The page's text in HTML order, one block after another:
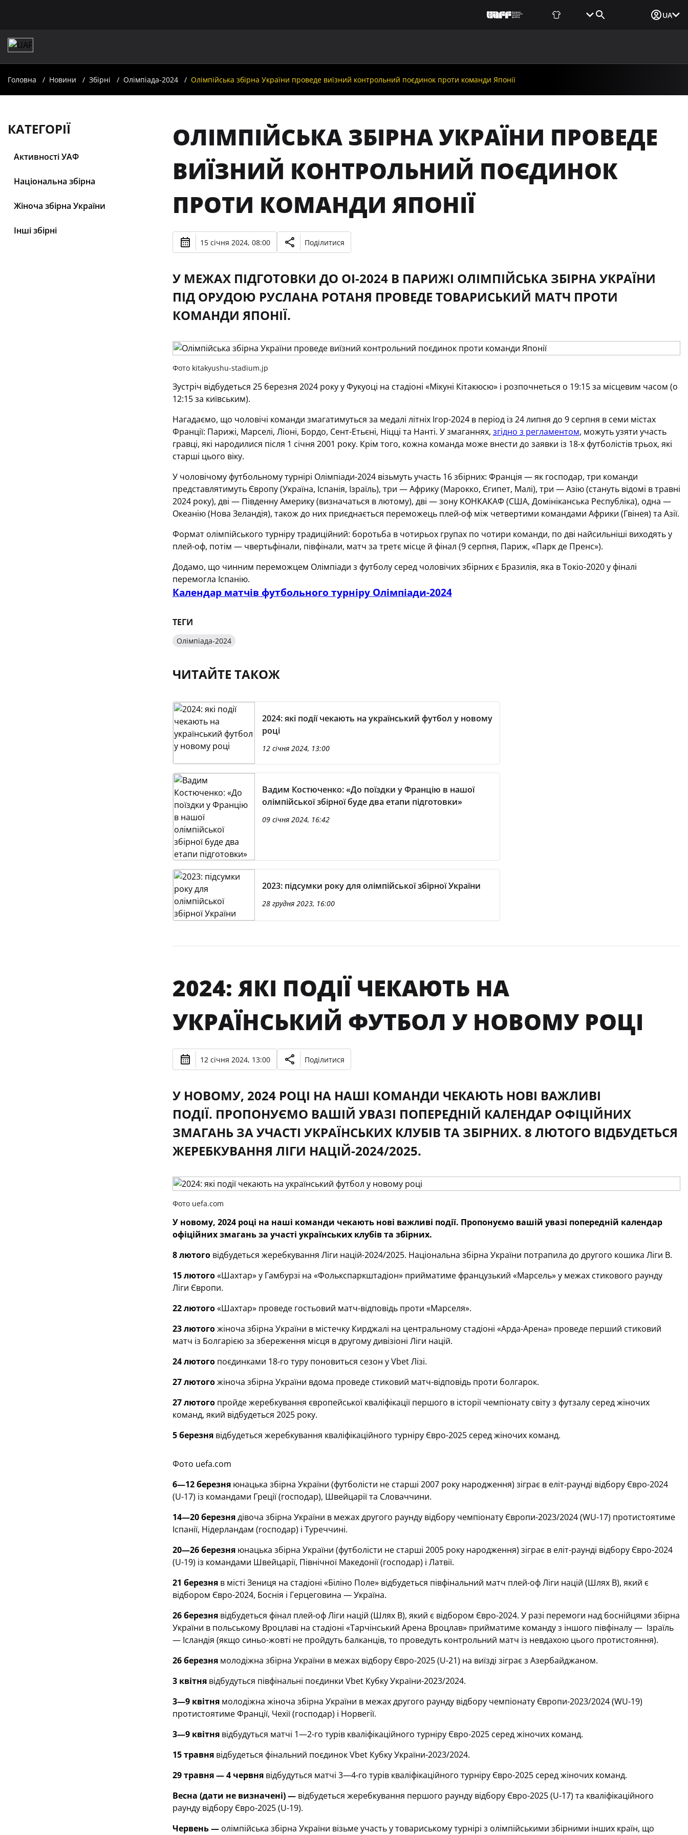
UA
Головна Новини Збірні Олімпіада-2024 Олімпійська збірна України проведе виїзний контрольний поєдинок проти команди Японії
КАТЕГОРІЇ
Активності УАФ
Національна збірна
Жіноча збірна України
Інші збірні
ОЛІМПІЙСЬКА ЗБІРНА УКРАЇНИ ПРОВЕДЕ
ВИЇЗНИЙ КОНТРОЛЬНИЙ ПОЄДИНОК
ПРОТИ КОМАНДИ ЯПОНІЇ
15 січня 2024, 08:00 Поділитися
У МЕЖАХ ПІДГОТОВКИ ДО ОІ-2024 В ПАРИЖІ ОЛІМПІЙСЬКА ЗБІРНА УКРАЇНИ
ПІД ОРУДОЮ РУСЛАНА РОТАНЯ ПРОВЕДЕ ТОВАРИСЬКИЙ МАТЧ ПРОТИ
КОМАНДИ ЯПОНІЇ.
Фото kitakyushu-stadium.jp
Зустріч відбудеться 25 березня 2024 року у Фукуоці на стадіоні «Мікуні Кітакюсю» і розпочнеться о 19:15 за місцевим часом (о
12:15 за київським).
Нагадаємо, що чоловічі команди змагатимуться за медалі літніх Ігор-2024 в період із 24 липня до 9 серпня в семи містах
Франції: Парижі, Марселі, Ліоні, Бордо, Сент-Етьєні, Ніцці та Нанті. У змаганнях, згідно з регламентом, можуть узяти участь
гравці, які народилися після 1 січня 2001 року. Крім того, кожна команда може внести до заявки із 18-х футболістів трьох, які
старші цього віку.
У чоловічому футбольному турнірі Олімпіади-2024 візьмуть участь 16 збірних: Франція — як господар, три команди
представлятимуть Європу (Україна, Іспанія, Ізраїль), три — Африку (Марокко, Єгипет, Малі), три — Азію (стануть відомі в травні
2024 року), дві — Південну Америку (визначаться в лютому), дві — зону КОНКАКАФ (США, Домініканська Республіка), одна —
Океанію (Нова Зеландія), також до них приєднається переможець плей-оф між четвертими командами Африки (Гвінея) та Азії.
Формат олімпійського турніру традиційний: боротьба в чотирьох групах по чотири команди, по дві найсильніші виходять у
плей-оф, потім — чвертьфінали, півфінали, матч за третє місце й фінал (9 серпня, Париж, «Парк де Пренс»).
Додамо, що чинним переможцем Олімпіади з футболу серед чоловічих збірних є Бразилія, яка в Токіо-2020 у фіналі
перемогла Іспанію.
Календар матчів футбольного турніру Олімпіади-2024
ТЕГИ
Олімпіада-2024
ЧИТАЙТЕ ТАКОЖ
2024: які події чекають на український футбол у новому
році
12 січня 2024, 13:00
Вадим Костюченко: «До поїздки у Францію в нашої
олімпійської збірної буде два етапи підготовки»
09 січня 2024, 16:42
2023: підсумки року для олімпійської збірної України
28 грудня 2023, 16:00
2024: ЯКІ ПОДІЇ ЧЕКАЮТЬ НА
УКРАЇНСЬКИЙ ФУТБОЛ У НОВОМУ РОЦІ
12 січня 2024, 13:00 Поділитися
У НОВОМУ, 2024 РОЦІ НА НАШІ КОМАНДИ ЧЕКАЮТЬ НОВІ ВАЖЛИВІ
ПОДІЇ. ПРОПОНУЄМО ВАШІЙ УВАЗІ ПОПЕРЕДНІЙ КАЛЕНДАР ОФІЦІЙНИХ
ЗМАГАНЬ ЗА УЧАСТІ УКРАЇНСЬКИХ КЛУБІВ ТА ЗБІРНИХ. 8 ЛЮТОГО ВІДБУДЕТЬСЯ
ЖЕРЕБКУВАННЯ ЛІГИ НАЦІЙ-2024/2025.
Фото uefa.com
У новому, 2024 році на наші команди чекають нові важливі події. Пропонуємо вашій увазі попередній календар
офіційних змагань за участі українських клубів та збірних.
8 лютоговідбудеться жеребкування Ліги націй-2024/2025. Національна збірна України потрапила до другого кошика Ліги В.
15 лютого«Шахтар» у Гамбурзі на «Фолькспаркштадіон» прийматиме французький «Марсель» у межах стикового раунду
Ліги Європи.
22 лютого«Шахтар» проведе гостьовий матч-відповідь проти «Марселя».
23 лютогожіноча збірна України в містечку Кирджалі на центральному стадіоні «Арда-Арена» проведе перший стиковий
матч із Болгарією за збереження місця в другому дивізіоні Ліги націй.
24 лютогопоєдинками 18-го туру поновиться сезон у Vbet Лізі.
27 лютогожіноча збірна України вдома проведе стиковий матч-відповідь проти болгарок.
27 лютогопройде жеребкування європейської кваліфікації першого в історії чемпіонату світу з футзалу серед жіночих
команд, який відбудеться 2025 року.
5 березнявідбудеться жеребкування кваліфікаційного турніру Євро-2025 серед жіночих команд.
Фото uefa.com
6—12 березняюнацька збірна України (футболісти не старші 2007 року народження) зіграє в еліт-раунді відбору Євро-2024
(U-17) із командами Греції (господар), Швейцарії та Словаччини.
14—20 березнядівоча збірна України в межах другого раунду відбору чемпіонату Європи-2023/2024 (WU-17) протистоятиме
Іспанії, Нідерландам (господар) і Туреччині.
20—26 березняюнацька збірна України (футболісти не старші 2005 року народження) зіграє в еліт-раунді відбору Євро-2024
(U-19) із командами Швейцарії, Північної Македонії (господар) і Латвії.
21 березняв місті Зениця на стадіоні «Біліно Поле» відбудеться півфінальний матч плей-оф Ліги націй (Шлях В), який є
відбором Євро-2024, Боснія і Герцеговина — Україна.
26 березнявідбудеться фінал плей-оф Ліги націй (Шлях В), який є відбором Євро-2024. У разі перемоги над боснійцями збірна
України в польському Вроцлаві на стадіоні «Тарчінський Арена Вроцлав» прийматиме команду з іншого півфіналу — Ізраїль
— Ісландія (якщо синьо-жовті не пройдуть балканців, то проведуть контрольний матч із невдахою цього протистояння).
26 березнямолодіжна збірна України в межах відбору Євро-2025 (U-21) на виїзді зіграє з Азербайджаном.
3 квітнявідбудуться півфінальні поєдинки Vbet Кубку України-2023/2024.
3—9 квітнямолодіжна жіноча збірна України в межах другого раунду відбору чемпіонату Європи-2023/2024 (WU-19)
протистоятиме Франції, Чехії (господар) і Норвегії.
3—9 квітнявідбудуться матчі 1—2-го турів кваліфікаційного турніру Євро-2025 серед жіночих команд.
15 травнявідбудеться фінальний поєдинок Vbet Кубку України-2023/2024.
29 травня — 4 червнявідбудуться матчі 3—4-го турів кваліфікаційного турніру Євро-2025 серед жіночих команд.
Весна (дати не визначені) —відбудеться жеребкування першого раунду відбору Євро-2025 (U-17) та кваліфікаційного
раунду відбору Євро-2025 (U-19).
Червень —олімпійська збірна України візьме участь у товариському турнірі з олімпійськими збірними інших країн, що